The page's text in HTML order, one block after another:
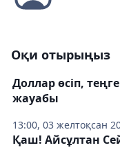
Оқи отырыңыз
13:00, 03 желтоқсан
Доллар өсіп,
жауабы
Қаш! Айсұлтан